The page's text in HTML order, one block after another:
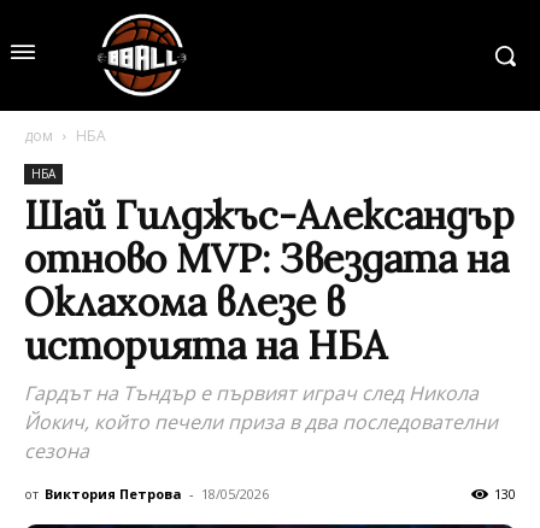
дом НБА
НБА
Шай Гилджъс-Александър
отново MVP: Звездата на
Оклахома влезе в
историята на НБА
Гардът на Tъндър е първият играч след Никола
Йокич, който печели приза в два последователни
сезона
от Виктория Петрова - 18/05/2026 130